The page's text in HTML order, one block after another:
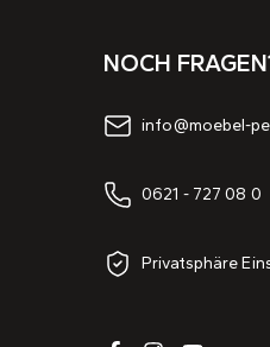
NOCH
info@moebel-
0621 - 727 08 0
Privatsphäre